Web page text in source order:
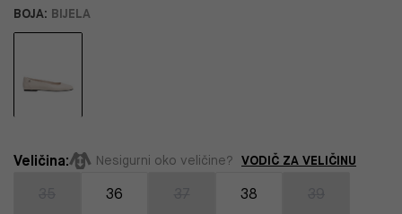
BOJA: BIJELA
Veličina: Nesigurni oko veličine? VODIČ ZA VELIČINU
36 38